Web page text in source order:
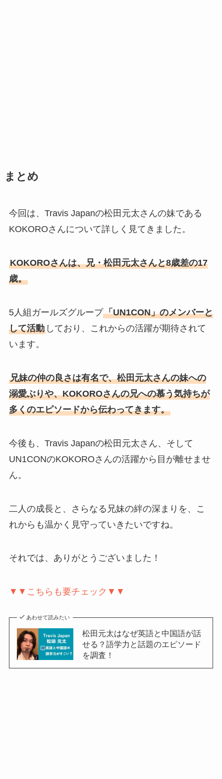
まとめ
今回は、Travis Japanの松田元太さんの妹である
KOKOROさんについて詳しく見てきました。
KOKOROさんは、兄・松田元太さんと8歳差の17
歳。
5人組ガールズグループ「UN1CON」のメンバーと
して活動しており、これからの活躍が期待されて
います。
兄妹の仲の良さは有名で、松田元太さんの妹への
溺愛ぶりや、KOKOROさんの兄への慕う気持ちが
多くのエピソードから伝わってきます。
今後も、Travis Japanの松田元太さん、そして
UN1CONのKOKOROさんの活躍から目が離せませ
ん。
二人の成長と、さらなる兄妹の絆の深まりを、こ
れからも温かく見守っていきたいですね。
それでは、ありがとうございました！
▼▼こちらも要チェック▼▼
あわせて読みたい
松田元太はなぜ英語と中国語が話
せる？語学力と話題のエピソード
を調査！